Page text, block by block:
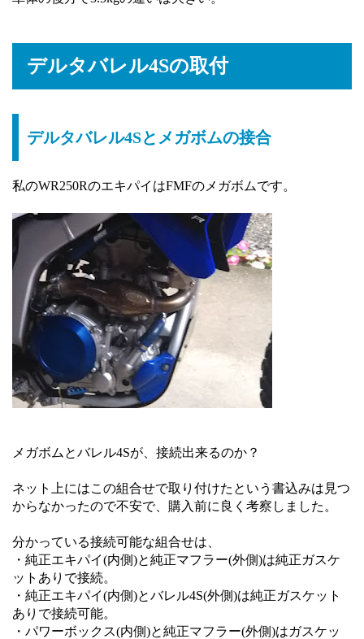
デルタバレル4Sの取付
デルタバレル4Sとメガボムの接合
私のWR250RのエキパイはFMFのメガボムです。
メガボムとバレル4Sが、接続出来るのか？
ネット上にはこの組合せで取り付けたという書込みは見つ
からなかったので不安で、購入前に良く考察しました。
分かっている接続可能な組合せは、
・純正エキパイ(内側)と純正マフラー(外側)は純正ガスケ
ットありで接続。
・純正エキパイ(内側)とバレル4S(外側)は純正ガスケット
ありで接続可能。
・パワーボックス(内側)と純正マフラー(外側)はガスケッ